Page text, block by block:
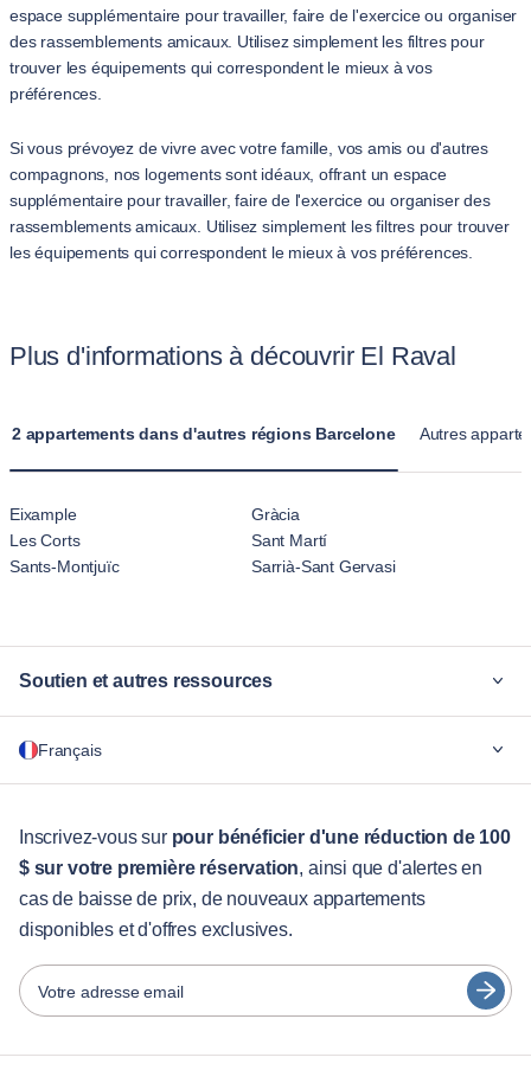
espace supplémentaire pour travailler, faire de l'exercice ou organiser
des rassemblements amicaux. Utilisez simplement les filtres pour
trouver les équipements qui correspondent le mieux à vos
préférences.
Si vous prévoyez de vivre avec votre famille, vos amis ou d'autres
compagnons, nos logements sont idéaux, offrant un espace
supplémentaire pour travailler, faire de l'exercice ou organiser des
rassemblements amicaux. Utilisez simplement les filtres pour trouver
les équipements qui correspondent le mieux à vos préférences.
Plus d'informations à découvrir El Raval
2 appartements dans d'autres régions Barcelone Autres
Eixample
Gràcia
Les Corts
Sant Martí
Sants-Montjuïc
Sarrià-Sant Gervasi
Soutien et autres ressources
Pour les entreprises
Services aux visiteurs
Guides des villes
Partenaires
Opérateurs de location de meubles
Propriétaires
Partenaires de franchise
Français
English
Português
Español
Français
Türkçe
Inscrivez-vous sur pour bénéficier d'une réduction de 100
$ sur votre première réservation, ainsi que d'alertes en
cas de baisse de prix, de nouveaux appartements
disponibles et d'offres exclusives.
Votre adresse email